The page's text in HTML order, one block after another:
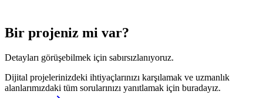
Bir projeniz mi var?
Detayları görüşebilmek için sabırsızlanıyoruz.
Dijital projelerinizdeki ihtiyaçlarınızı karşılamak ve uzmanlık
alanlarımızdaki tüm sorularınızı yanıtlamak için buradayız.